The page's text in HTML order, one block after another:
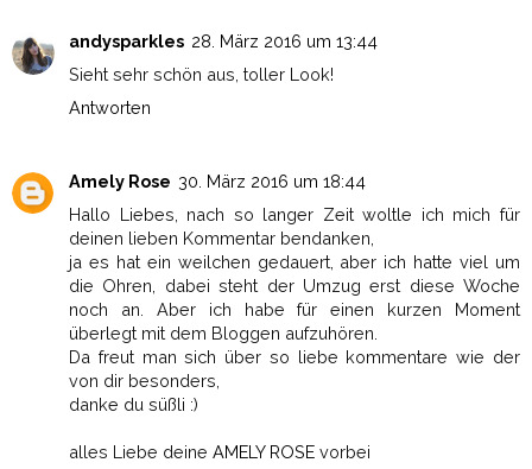
andysparkles 28. März 2016 um 13:44
Sieht sehr schön aus, toller Look!
Antworten
Amely Rose 30. März 2016 um 18:44
Hallo Liebes, nach so langer Zeit woltle ich mich für
deinen lieben Kommentar bendanken,
ja es hat ein weilchen gedauert, aber ich hatte viel um
die Ohren, dabei steht der Umzug erst diese Woche
noch an. Aber ich habe für einen kurzen Moment
überlegt mit dem Bloggen aufzuhören.
Da freut man sich über so liebe kommentare wie der
von dir besonders,
danke du süßli :)
alles Liebe deine AMELY ROSE vorbei